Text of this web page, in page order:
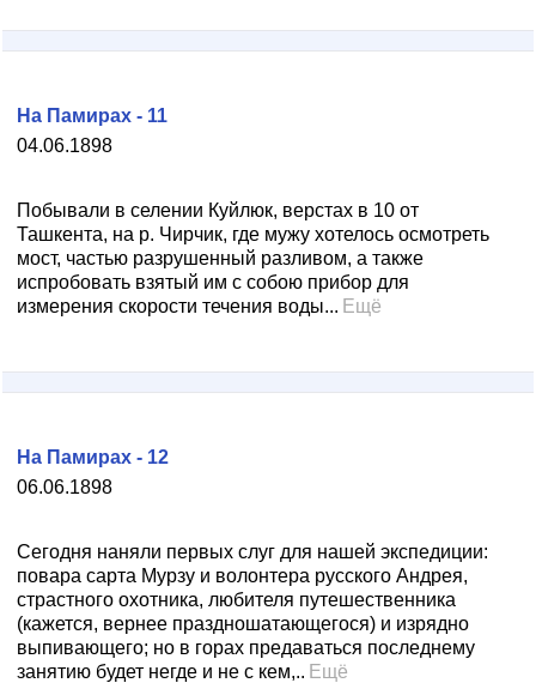
04.06.1898
На Памирах - 11
Побывали в селении Куйлюк, верстах в 10 от
Ташкента, на р. Чирчик, где мужу хотелось осмотреть
мост, частью разрушенный разливом, а также
испробовать взятый им с собою прибор для
измерения скорости течения воды... Ещё
06.06.1898
На Памирах - 12
Сегодня наняли первых слуг для нашей экспедиции:
повара сарта Мурзу и волонтера русского Андрея,
страстного охотника, любителя путешественника
(кажется, вернее праздношатающегося) и изрядно
выпивающего; но в горах предаваться последнему
занятию будет негде и не с кем,.. Ещё